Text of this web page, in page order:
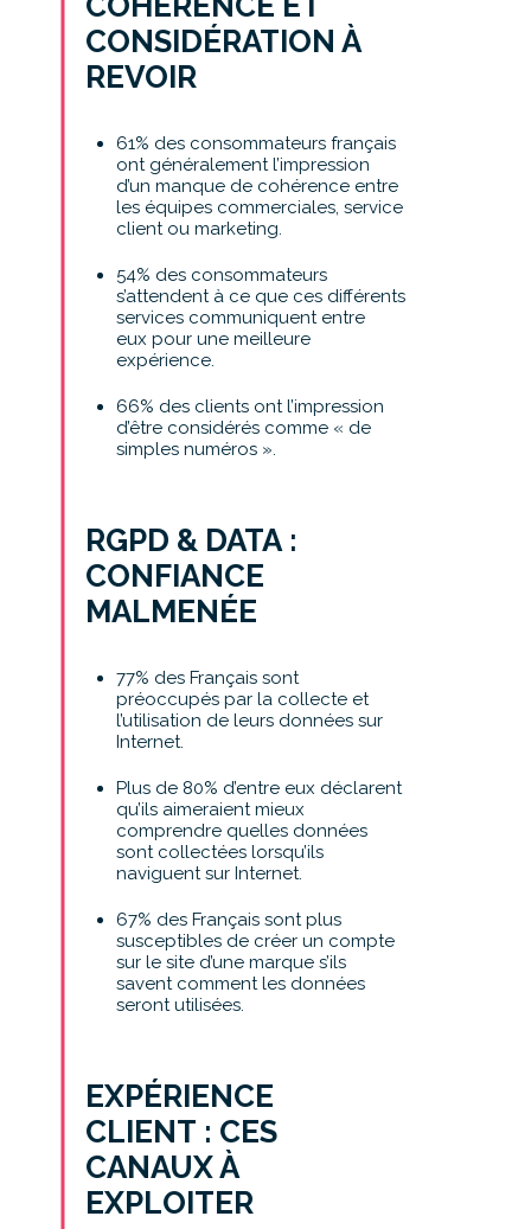
CONSIDÉRATION À
REVOIR
61% des consommateurs français
ont généralement l’impression
d’un manque de cohérence entre
les équipes commerciales, service
client ou marketing.
54% des consommateurs
s’attendent à ce que ces différents
services communiquent entre
eux pour une meilleure
expérience.
66% des clients ont l’impression
d’être considérés comme « de
simples numéros ».
RGPD & DATA :
CONFIANCE
MALMENÉE
77% des Français sont
préoccupés par la collecte et
l’utilisation de leurs données sur
Internet.
Plus de 80% d’entre eux déclarent
qu’ils aimeraient mieux
comprendre quelles données
sont collectées lorsqu’ils
naviguent sur Internet.
67% des Français sont plus
susceptibles de créer un compte
sur le site d’une marque s’ils
savent comment les données
seront utilisées.
EXPÉRIENCE
CLIENT : CES
CANAUX À
EXPLOITER